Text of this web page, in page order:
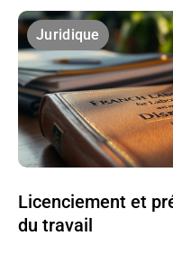
Juridique
Licenciement et
du travail